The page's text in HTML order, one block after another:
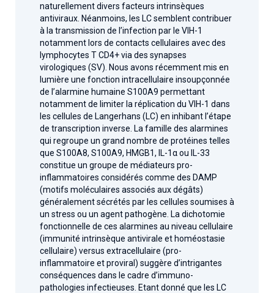
naturellement divers facteurs intrinsèques
antiviraux. Néanmoins, les LC semblent contribuer
à la transmission de l’infection par le VIH-1
notamment lors de contacts cellulaires avec des
lymphocytes T CD4+ via des synapses
virologiques (SV). Nous avons récemment mis en
lumière une fonction intracellulaire insoupçonnée
de l’alarmine humaine S100A9 permettant
notamment de limiter la réplication du VIH-1 dans
les cellules de Langerhans (LC) en inhibant l’étape
de transcription inverse. La famille des alarmines
qui regroupe un grand nombre de protéines telles
que S100A8, S100A9, HMGB1, IL-1α ou IL-33
constitue un groupe de médiateurs pro-
inflammatoires considérés comme des DAMP
(motifs moléculaires associés aux dégâts)
généralement sécrétés par les cellules soumises à
un stress ou un agent pathogène. La dichotomie
fonctionnelle de ces alarmines au niveau cellulaire
(immunité intrinsèque antivirale et homéostasie
cellulaire) versus extracellulaire (pro-
inflammatoire et proviral) suggère d’intrigantes
conséquences dans le cadre d’immuno-
pathologies infectieuses. Etant donné que les LC